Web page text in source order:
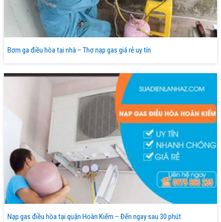
Bơm ga điều hòa tại nhà – Thợ nạp gas giá rẻ uy tín
Nạp gas điều hòa tại quận Hoàn Kiếm – Đến ngay sau 30 phút